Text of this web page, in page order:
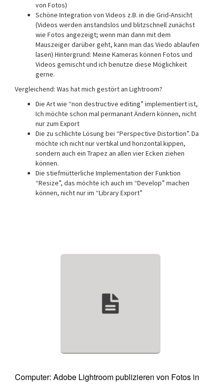
von Fotos)
Schöne Integration von Videos z.B. in die Grid-Ansicht
(Videos werden anstandslos und blitzschnell zunächst
wie Fotos angezeigt; wenn man dann mit dem
Mauszeiger darüber geht, kann man das Viedo ablaufen
lasen) Hintergrund: Meine Kameras können Fotos und
Videos gemischt und ich benutze diese Möglichkeit
gerne.
Vergleichend: Was hat mich gestört an Lightroom?
Die Art wie “non destructive editing” implementiert ist,
Ich möchte schon mal permanant Ändern können, nicht
nur zum Export
Die zu schlichte Lösung bei “Perspective Distortion”. Da
möchte ich nicht nur vertikal und horizontal kippen,
sondern auch ein Trapez an allen vier Ecken ziehen
können.
Die stiefmütterliche Implementation der Funktion
“Resize”, das möchte ich auch im “Develop” machen
können, nicht nur im “Library Export”
Computer: Adobe Lightroom publizieren von Fotos in